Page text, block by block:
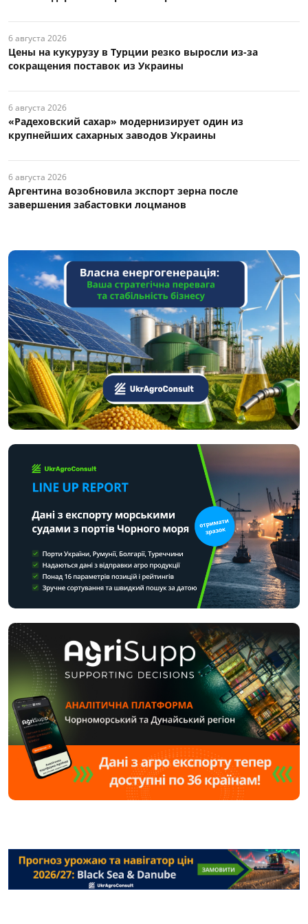
6 августа 2026
Цены на кукурузу в Турции резко выросли из-за
сокращения поставок из Украины
6 августа 2026
«Радеховский сахар» модернизирует один из
крупнейших сахарных заводов Украины
6 августа 2026
Аргентина возобновила экспорт зерна после
завершения забастовки лоцманов